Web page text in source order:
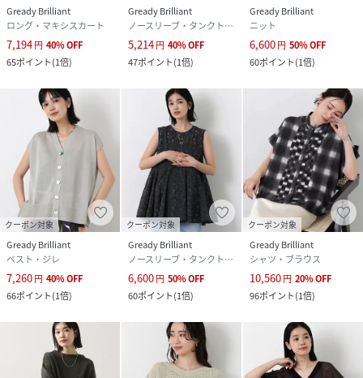
Gready Brilliant
ロング・マキシスカート
7,194円 40%OFF
65ポイント(1倍)
Gready Brilliant
ノースリーブ・タンクトップ
5,214円 40%OFF
47ポイント(1倍)
Gready Brilliant
ニット
6,600円 50%OFF
60ポイント(1倍)
クーポン対象
Gready Brilliant
ベスト・ジレ
7,260円 40%OFF
66ポイント(1倍)
クーポン対象
Gready Brilliant
ノースリーブ・タンクトップ
6,600円 50%OFF
60ポイント(1倍)
クーポン対象
Gready Brilliant
シャツ・ブラウス
10,560円 20%OFF
96ポイント(1倍)